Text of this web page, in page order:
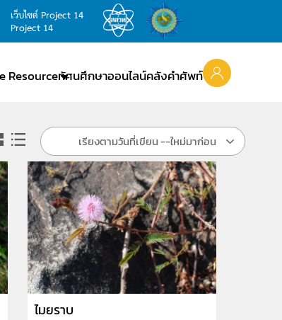
เว็บไซต์ Project 14
Project 14
Resourceทัศนศึกษาออนไลน์คลังคำศัพท์
เรียงตามวันที่เขียน --ใหม่มาก่อน
ไมยราบ